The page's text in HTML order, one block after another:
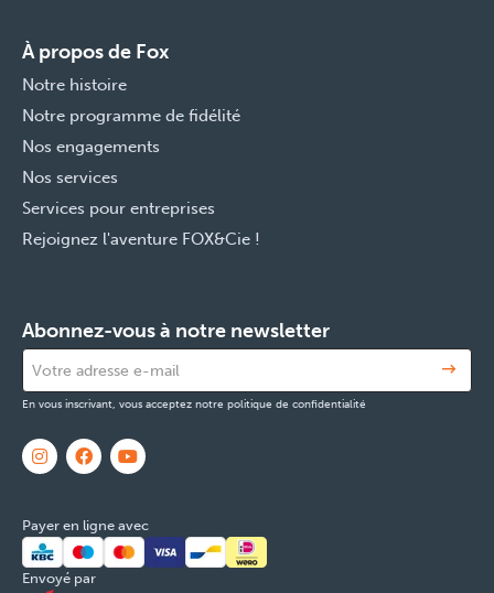
À propos de Fox
Notre histoire
Notre programme de fidélité
Nos engagements
Nos services
Services pour entreprises
Rejoignez l'aventure FOX&Cie !
Abonnez-vous à notre newsletter
En vous inscrivant, vous acceptez notre politique de confidentialité
Payer en ligne avec
Envoyé par